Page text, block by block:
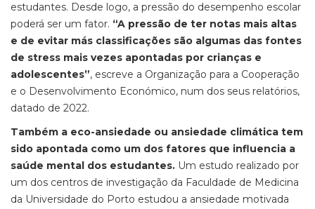
estudantes. Desde logo, a pressão do desempenho escolar
poderá ser um fator. “A pressão de ter notas mais altas
e de evitar más classificações são algumas das fontes
de stress mais vezes apontadas por crianças e
adolescentes”, escreve a Organização para a Cooperação
e o Desenvolvimento Económico, num dos seus relatórios,
datado de 2022.
Também a eco-ansiedade ou ansiedade climática tem
sido apontada como um dos fatores que influencia a
saúde mental dos estudantes. Um estudo realizado por
um dos centros de investigação da Faculdade de Medicina
da Universidade do Porto estudou a ansiedade motivada